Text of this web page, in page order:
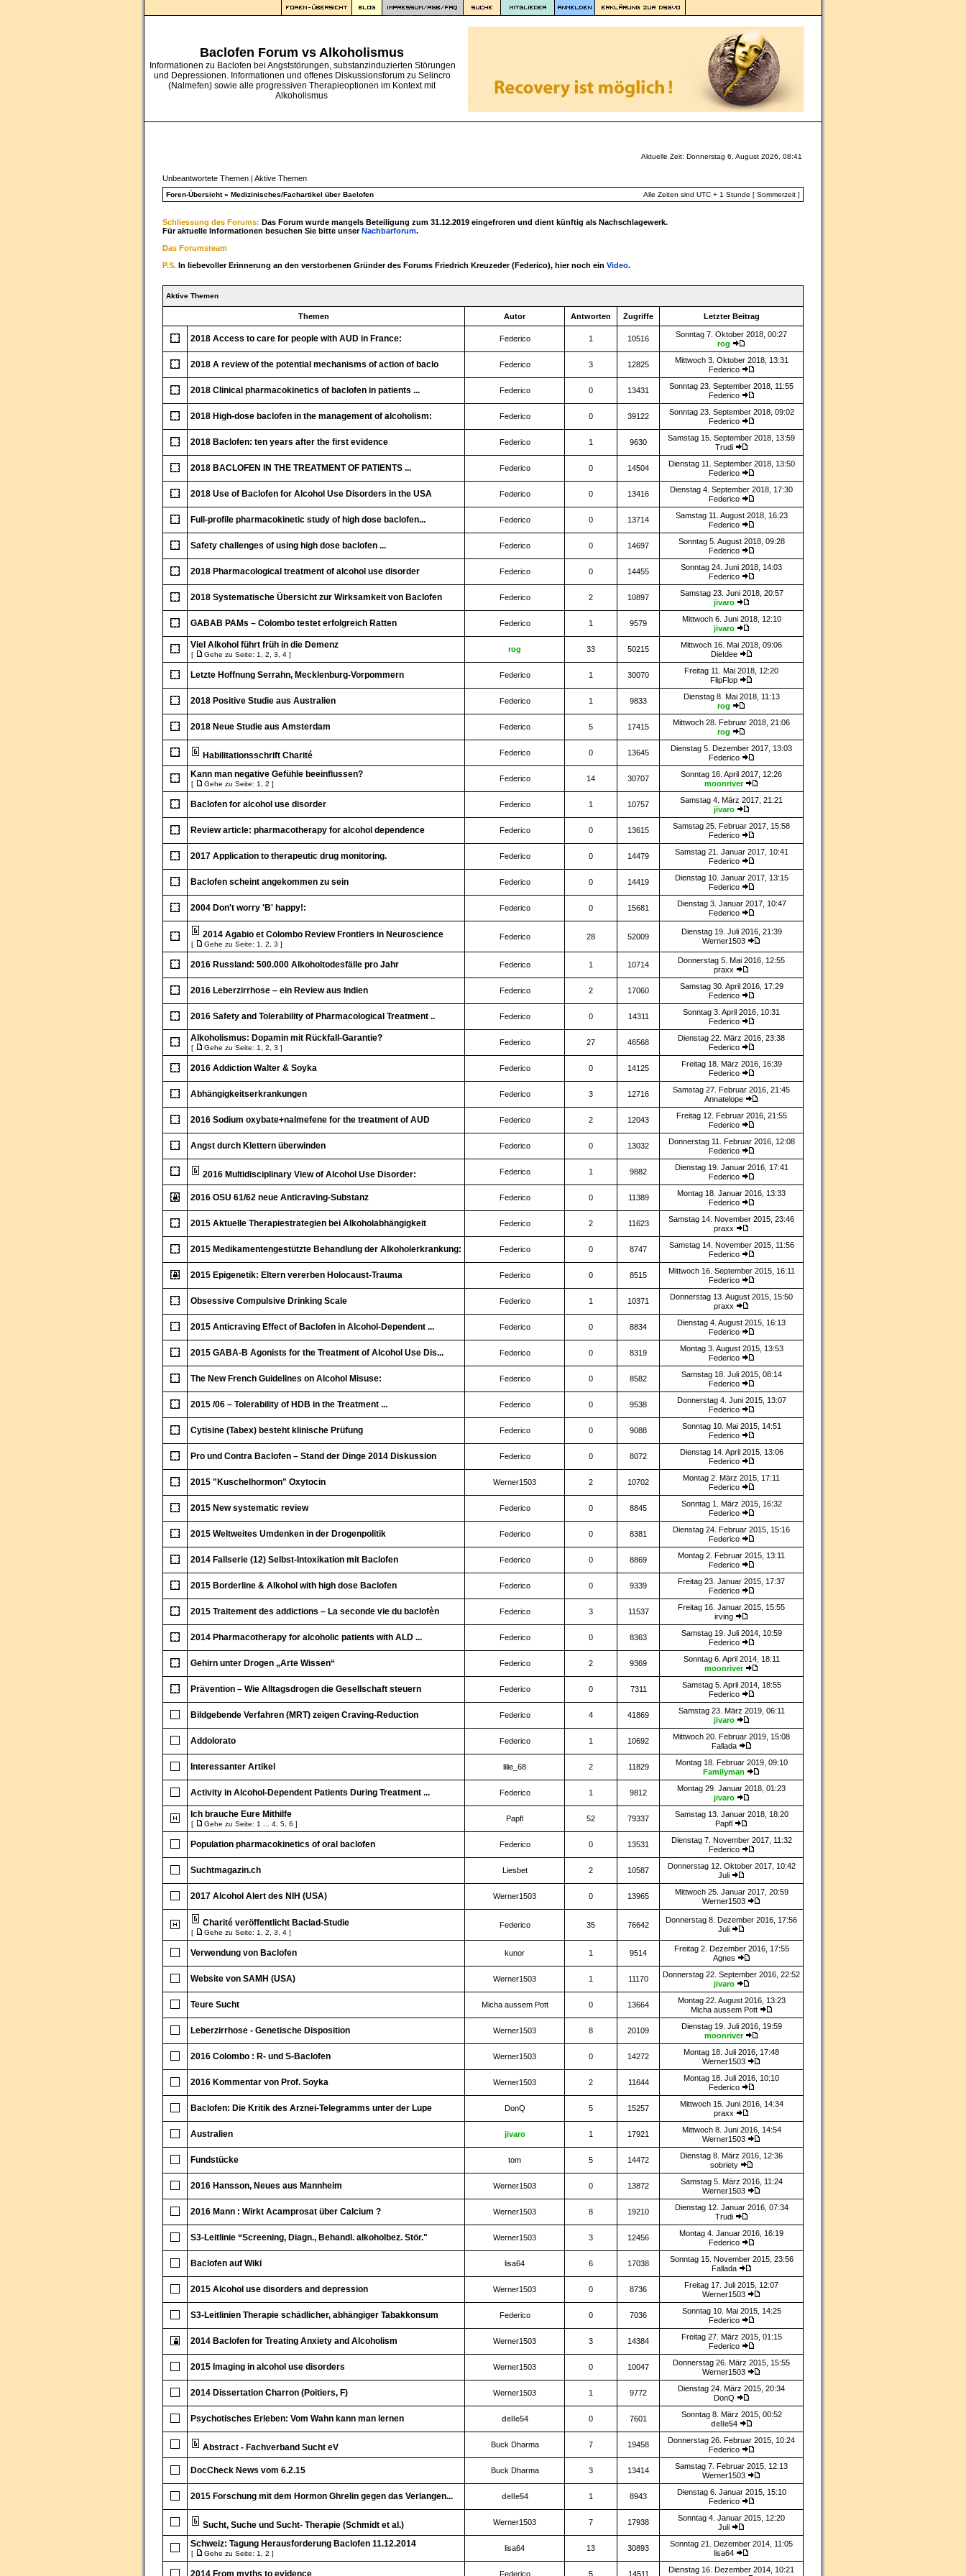
Baclofen Forum vs Alkoholismus
Informationen zu Baclofen bei Angststörungen, substanzinduzierten Störungen
und Depressionen. Informationen und offenes Diskussionsforum zu Selincro
(Nalmefen) sowie alle progressiven Therapieoptionen im Kontext mit
Alkoholismus
Aktuelle Zeit: Donnerstag 6. August 2026, 08:41
Unbeantwortete Themen | Aktive Themen
Foren-Übersicht» Medizinisches/Fachartikel über Baclofen Alle Zeiten sind UTC + 1 Stunde [ Sommerzeit ]
Schliessung des Forums: Das Forum wurde mangels Beteiligung zum 31.12.2019 eingefroren und dient künftig als Nachschlagewerk.
Für aktuelle Informationen besuchen Sie bitte unserNachbarforum.
Das Forumsteam
P.S. In liebevoller Erinnerung an den verstorbenen Gründer des Forums Friedrich Kreuzeder (Federico), hier noch ein Video.
Aktive Themen
Themen Autor Antworten Zugriffe Letzter Beitrag
2018 Access to care for people with AUD in France: Federico 1 10516
Sonntag 7. Oktober 2018, 00:27
rog
2018 A review of the potential mechanisms of action of baclo Federico 3 12825
Mittwoch 3. Oktober 2018, 13:31
Federico
2018 Clinical pharmacokinetics of baclofen in patients ... Federico 0 13431
Sonntag 23. September 2018, 11:55
Federico
2018 High-dose baclofen in the management of alcoholism: Federico 0 39122
Sonntag 23. September 2018, 09:02
Federico
2018 Baclofen: ten years after the first evidence Federico 1 9630
Samstag 15. September 2018, 13:59
Trudi
2018 BACLOFEN IN THE TREATMENT OF PATIENTS ... Federico 0 14504
Dienstag 11. September 2018, 13:50
Federico
2018 Use of Baclofen for Alcohol Use Disorders in the USA Federico 0 13416
Dienstag 4. September 2018, 17:30
Federico
Full-profile pharmacokinetic study of high dose baclofen... Federico 0 13714
Samstag 11. August 2018, 16:23
Federico
Safety challenges of using high dose baclofen ... Federico 0 14697
Sonntag 5. August 2018, 09:28
Federico
2018 Pharmacological treatment of alcohol use disorder Federico 0 14455
Sonntag 24. Juni 2018, 14:03
Federico
2018 Systematische Übersicht zur Wirksamkeit von Baclofen Federico 2 10897
Samstag 23. Juni 2018, 20:57
jivaro
GABAB PAMs – Colombo testet erfolgreich Ratten Federico 1 9579
Mittwoch 6. Juni 2018, 12:10
jivaro
Viel Alkohol führt früh in die Demenz
[ Gehe zu Seite: 1 2 3 4 ]
rog 33 50215
Mittwoch 16. Mai 2018, 09:06
DieIdee
Letzte Hoffnung Serrahn, Mecklenburg-Vorpommern Federico 1 30070
Freitag 11. Mai 2018, 12:20
FlipFlop
2018 Positive Studie aus Australien Federico 1 9833
Dienstag 8. Mai 2018, 11:13
rog
2018 Neue Studie aus Amsterdam Federico 5 17415
Mittwoch 28. Februar 2018, 21:06
rog
Habilitationsschrift Charité Federico 0 13645
Dienstag 5. Dezember 2017, 13:03
Federico
Kann man negative Gefühle beeinflussen?
[ Gehe zu Seite: 1 2 ]
Federico 14 30707
Sonntag 16. April 2017, 12:26
moonriver
Baclofen for alcohol use disorder Federico 1 10757
Samstag 4. März 2017, 21:21
jivaro
Review article: pharmacotherapy for alcohol dependence Federico 0 13615
Samstag 25. Februar 2017, 15:58
Federico
2017 Application to therapeutic drug monitoring. Federico 0 14479
Samstag 21. Januar 2017, 10:41
Federico
Baclofen scheint angekommen zu sein Federico 0 14419
Dienstag 10. Januar 2017, 13:15
Federico
2004 Don't worry 'B' happy!: Federico 0 15681
Dienstag 3. Januar 2017, 10:47
Federico
2014 Agabio et Colombo Review Frontiers in Neuroscience
[ Gehe zu Seite: 1 2 3 ]
Federico 28 52009
Dienstag 19. Juli 2016, 21:39
Werner1503
2016 Russland: 500.000 Alkoholtodesfälle pro Jahr Federico 1 10714
Donnerstag 5. Mai 2016, 12:55
praxx
2016 Leberzirrhose – ein Review aus Indien Federico 2 17060
Samstag 30. April 2016, 17:29
Federico
2016 Safety and Tolerability of Pharmacological Treatment .. Federico 0 14311
Sonntag 3. April 2016, 10:31
Federico
Alkoholismus: Dopamin mit Rückfall-Garantie?
[ Gehe zu Seite: 1 2 3 ]
Federico 27 46568
Dienstag 22. März 2016, 23:38
Federico
2016 Addiction Walter & Soyka Federico 0 14125
Freitag 18. März 2016, 16:39
Federico
Abhängigkeitserkrankungen Federico 3 12716
Samstag 27. Februar 2016, 21:45
Annatelope
2016 Sodium oxybate+nalmefene for the treatment of AUD Federico 2 12043
Freitag 12. Februar 2016, 21:55
Federico
Angst durch Klettern überwinden Federico 0 13032
Donnerstag 11. Februar 2016, 12:08
Federico
2016 Multidisciplinary View of Alcohol Use Disorder: Federico 1 9882
Dienstag 19. Januar 2016, 17:41
Federico
2016 OSU 61/62 neue Anticraving-Substanz Federico 0 11389
Montag 18. Januar 2016, 13:33
Federico
2015 Aktuelle Therapiestrategien bei Alkoholabhängigkeit Federico 2 11623
Samstag 14. November 2015, 23:46
praxx
2015 Medikamentengestützte Behandlung der Alkoholerkrankung: Federico 0 8747
Samstag 14. November 2015, 11:56
Federico
2015 Epigenetik: Eltern vererben Holocaust-Trauma Federico 0 8515
Mittwoch 16. September 2015, 16:11
Federico
Obsessive Compulsive Drinking Scale Federico 1 10371
Donnerstag 13. August 2015, 15:50
praxx
2015 Anticraving Effect of Baclofen in Alcohol-Dependent ... Federico 0 8834
Dienstag 4. August 2015, 16:13
Federico
2015 GABA-B Agonists for the Treatment of Alcohol Use Dis... Federico 0 8319
Montag 3. August 2015, 13:53
Federico
The New French Guidelines on Alcohol Misuse: Federico 0 8582
Samstag 18. Juli 2015, 08:14
Federico
2015 /06 – Tolerability of HDB in the Treatment ... Federico 0 9538
Donnerstag 4. Juni 2015, 13:07
Federico
Cytisine (Tabex) besteht klinische Prüfung Federico 0 9088
Sonntag 10. Mai 2015, 14:51
Federico
Pro und Contra Baclofen – Stand der Dinge 2014 Diskussion Federico 0 8072
Dienstag 14. April 2015, 13:06
Federico
2015 "Kuschelhormon" Oxytocin Werner1503 2 10702
Montag 2. März 2015, 17:11
Federico
2015 New systematic review Federico 0 8845
Sonntag 1. März 2015, 16:32
Federico
2015 Weltweites Umdenken in der Drogenpolitik Federico 0 8381
Dienstag 24. Februar 2015, 15:16
Federico
2014 Fallserie (12) Selbst-Intoxikation mit Baclofen Federico 0 8869
Montag 2. Februar 2015, 13:11
Federico
2015 Borderline & Alkohol with high dose Baclofen Federico 0 9339
Freitag 23. Januar 2015, 17:37
Federico
2015 Traitement des addictions – La seconde vie du baclofèn Federico 3 11537
Freitag 16. Januar 2015, 15:55
irving
2014 Pharmacotherapy for alcoholic patients with ALD ... Federico 0 8363
Samstag 19. Juli 2014, 10:59
Federico
Gehirn unter Drogen „Arte Wissen“ Federico 2 9369
Sonntag 6. April 2014, 18:11
moonriver
Prävention – Wie Alltagsdrogen die Gesellschaft steuern Federico 0 7311
Samstag 5. April 2014, 18:55
Federico
Bildgebende Verfahren (MRT) zeigen Craving-Reduction Federico 4 41869
Samstag 23. März 2019, 06:11
jivaro
Addolorato Federico 1 10692
Mittwoch 20. Februar 2019, 15:08
Fallada
Interessanter Artikel lilie_68 2 11829
Montag 18. Februar 2019, 09:10
Familyman
Activity in Alcohol-Dependent Patients During Treatment ... Federico 1 9812
Montag 29. Januar 2018, 01:23
jivaro
Ich brauche Eure Mithilfe
[ Gehe zu Seite: 1 4 5 6 ]
Papfl 52 79337
Samstag 13. Januar 2018, 18:20
Papfl
Population pharmacokinetics of oral baclofen Federico 0 13531
Dienstag 7. November 2017, 11:32
Federico
Suchtmagazin.ch Liesbet 2 10587
Donnerstag 12. Oktober 2017, 10:42
Juli
2017 Alcohol Alert des NIH (USA) Werner1503 0 13965
Mittwoch 25. Januar 2017, 20:59
Werner1503
Charité veröffentlicht Baclad-Studie
[ Gehe zu Seite: 1 2 3 4 ]
Federico 35 76642
Donnerstag 8. Dezember 2016, 17:56
Juli
Verwendung von Baclofen kunor 1 9514
Freitag 2. Dezember 2016, 17:55
Agnes
Website von SAMH (USA) Werner1503 1 11170
Donnerstag 22. September 2016, 22:52
jivaro
Teure Sucht Micha aussem Pott 0 13664
Montag 22. August 2016, 13:23
Micha aussem Pott
Leberzirrhose - Genetische Disposition Werner1503 8 20109
Dienstag 19. Juli 2016, 19:59
moonriver
2016 Colombo : R- und S-Baclofen Werner1503 0 14272
Montag 18. Juli 2016, 17:48
Werner1503
2016 Kommentar von Prof. Soyka Werner1503 2 11644
Montag 18. Juli 2016, 10:10
Federico
Baclofen: Die Kritik des Arznei-Telegramms unter der Lupe DonQ 5 15257
Mittwoch 15. Juni 2016, 14:34
praxx
Australien jivaro 1 17921
Mittwoch 8. Juni 2016, 14:54
Werner1503
Fundstücke tom 5 14472
Dienstag 8. März 2016, 12:36
sobriety
2016 Hansson, Neues aus Mannheim Werner1503 0 13872
Samstag 5. März 2016, 11:24
Werner1503
2016 Mann : Wirkt Acamprosat über Calcium ? Werner1503 8 19210
Dienstag 12. Januar 2016, 07:34
Trudi
S3-Leitlinie “Screening, Diagn., Behandl. alkoholbez. Stör." Werner1503 3 12456
Montag 4. Januar 2016, 16:19
Federico
Baclofen auf Wiki lisa64 6 17038
Sonntag 15. November 2015, 23:56
Fallada
2015 Alcohol use disorders and depression Werner1503 0 8736
Freitag 17. Juli 2015, 12:07
Werner1503
S3-Leitlinien Therapie schädlicher, abhängiger Tabakkonsum Federico 0 7036
Sonntag 10. Mai 2015, 14:25
Federico
2014 Baclofen for Treating Anxiety and Alcoholism Werner1503 3 14384
Freitag 27. März 2015, 01:15
Federico
2015 Imaging in alcohol use disorders Werner1503 0 10047
Donnerstag 26. März 2015, 15:55
Werner1503
2014 Dissertation Charron (Poitiers, F) Werner1503 1 9772
Dienstag 24. März 2015, 20:34
DonQ
Psychotisches Erleben: Vom Wahn kann man lernen delle54 0 7601
Sonntag 8. März 2015, 00:52
delle54
Abstract - Fachverband Sucht eV Buck Dharma 7 19458
Donnerstag 26. Februar 2015, 10:24
Federico
DocCheck News vom 6.2.15 Buck Dharma 3 13414
Samstag 7. Februar 2015, 12:13
Werner1503
2015 Forschung mit dem Hormon Ghrelin gegen das Verlangen... delle54 1 8943
Dienstag 6. Januar 2015, 15:10
Federico
Sucht, Suche und Sucht- Therapie (Schmidt et al.) Werner1503 7 17938
Sonntag 4. Januar 2015, 12:20
Juli
Schweiz: Tagung Herausforderung Baclofen 11.12.2014
[ Gehe zu Seite: 1 2 ]
lisa64 13 30893
Sonntag 21. Dezember 2014, 11:05
lisa64
2014 From myths to evidence Federico 5 14511
Dienstag 16. Dezember 2014, 10:21